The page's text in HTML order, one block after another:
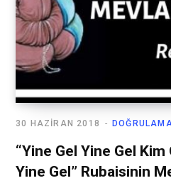
30 HAZIRAN 2018
“Yine Gel Yine Gel Kim
Yine Gel” Rubaisinin